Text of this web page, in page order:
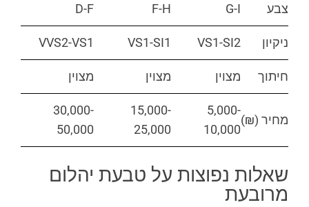
צבע G-I
F-H
D-F
ניקיון VS1-SI2
VS1-SI1
VVS2-VS1
חיתוך מצוין מצוין מצוין
מחיר (₪)
5,000-
10,000
15,000-
25,000
30,000-
50,000
שאלות נפוצות על טבעת יהלום
מרובעת